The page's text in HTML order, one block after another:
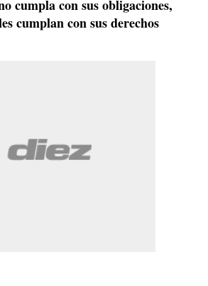
cumpla con sus obligaciones,
cumplan con sus derechos